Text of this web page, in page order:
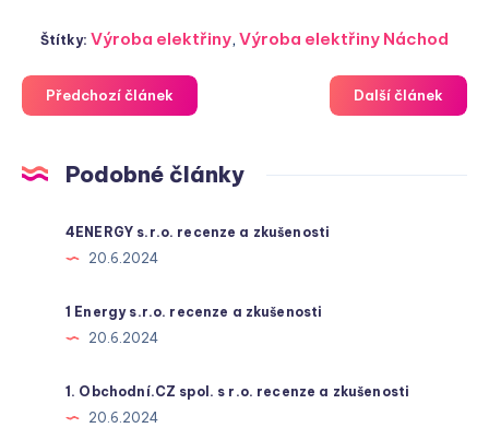
Štítky:Výroba elektřiny,Výroba elektřiny Náchod
Předchozí článek Další článek
Podobné články
4ENERGY s.r.o. recenze a zkušenosti
20.6.2024
1 Energy s.r.o. recenze a zkušenosti
20.6.2024
1. Obchodní.CZ spol. s r.o. recenze a zkušenosti
20.6.2024